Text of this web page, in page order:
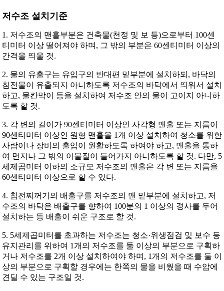
저수조 설치기준
1. 저수조의 맨홀부분은 건축물(천정 및 보 등)으로부터 100센
티미터 이상 떨어져야 하며, 그 밖의 부분은 60센티미터 이상의
간격을 띄울 것.
2. 물의 유출구는 유입구의 반대편 밑부분에 설치하되, 바닥의
침전물이 유출되지 아니하도록 저수조의 바닥에서 띄워서 설치
하고, 물칸막이 등을 설치하여 저수조 안의 물이 고이지 아니하
도록 할 것.
3. 각 변의 길이가 90센티미터 이상인 사각형 맨홀 또는 지름이
90센티미터 이상인 원형 맨홀을 1개 이상 설치하여 청소를 위한
사람이나 장비의 출입이 원활하도록 하여야 하고, 맨홀을 통하
여 먼지나 그 밖의 이물질이 들어가지 아니하도록 할 것. 다만, 5
세제곱미터 이하의 소규모 저수조의 맨홀은 각 변 또는 지름을
60센티미터 이상으로 할 수 있다.
4. 침전찌꺼기의 배출구를 저수조의 맨 밑부분에 설치하고, 저
수조의 바닥은 배출구를 향하여 100분의 1 이상의 경사를 두어
설치하는 등 배출이 쉬운 구조로 할 것.
5. 5세제곱미터를 초과하는 저수조는 청소·위생점검 및 보수 등
유지관리를 위하여 1개의 저수조를 둘 이상의 부분으로 구획하
거나 저수조를 2개 이상 설치하여야 하며, 1개의 저수조를 둘 이
상의 부분으로 구획할 경우에는 한쪽의 물을 비웠을 때 수압에
견딜 수 있는 구조일 것.